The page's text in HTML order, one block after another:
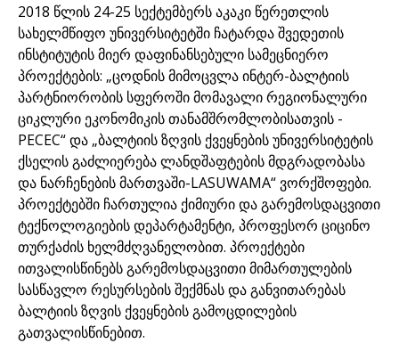
2018 წლის 24-25 სექტემბერს აკაკი წერეთლის
სახელმწიფო უნივერსიტეტში ჩატარდა შვედეთის
ინსტიტუტის მიერ დაფინანსებული სამეცნიერო
პროექტების: „ცოდნის მიმოცვლა ინტერ-ბალტიის
პარტნიორობის სფეროში მომავალი რეგიონალური
ციკლური ეკონომიკის თანამშრომლობისათვის -
PECEC“ და „ბალტიის ზღვის ქვეყნების უნივერსიტეტის
ქსელის გაძლიერება ლანდშაფტების მდგრადობასა
და ნარჩენების მართვაში-LASUWAMA“ ვორქშოფები.
პროექტებში ჩართულია ქიმიური და გარემოსდაცვითი
ტექნოლოგიების დეპარტამენტი, პროფესორ ციცინო
თურქაძის ხელმძღვანელობით. პროექტები
ითვალისწინებს გარემოსდაცვითი მიმართულების
სასწავლო რესურსების შექმნას და განვითარებას
ბალტიის ზღვის ქვეყნების გამოცდილების
გათვალისწინებით.